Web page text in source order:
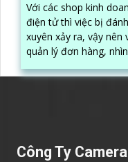
Với các shop kinh
điện tử thì việc bị
xuyên xảy ra, vậy
quản lý đơn hàng,
hàng hóa, kèm theo
được ghi lại một cách
Công Ty